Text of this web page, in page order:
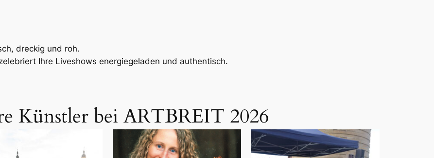
dreckig und roh.
Ihre Liveshows energiegeladen und authentisch.
Künstler bei ARTBREIT 2026